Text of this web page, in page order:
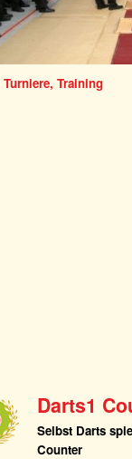
Training
Darts1
Selbst Darts
Counter